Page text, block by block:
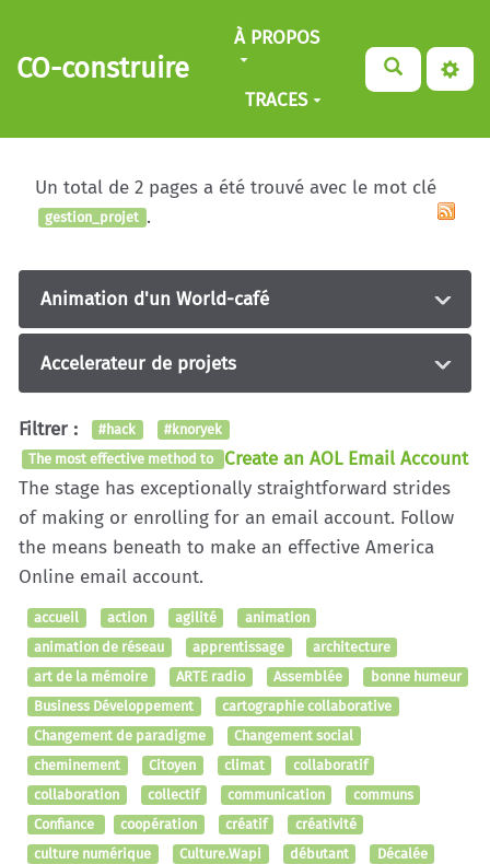
Aller au contenu principal
CO-construire
À PROPOS
TRACES
Un total de 2 pages a été trouvé avec le mot clé
gestion_projet .
Animation d'un World-café
Accelerateur de projets
Filtrer : #hack
#knoryek
The most effective method to Create an AOL Email Account
The stage has exceptionally straightforward strides
of making or enrolling for an email account. Follow
the means beneath to make an effective America
Online email account.
accueil action agilité
animation
animation de réseau
apprentissage
architecture
art de la mémoire
ARTE radio Assemblée
bonne humeur
Business Développement
cartographie collaborative
Changement de paradigme
Changement social
cheminement
Citoyen climat
collaboratif
collaboration
collectif communication
communs
Confiance
coopération créatif
créativité
culture numérique
Culture.Wapi débutant
Décalée